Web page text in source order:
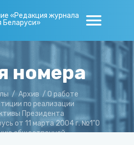
«Редакция журнала
номера
/ Архив / О работе
по реализации
Президента
от 11 марта 2004 г. №1"О
общественной